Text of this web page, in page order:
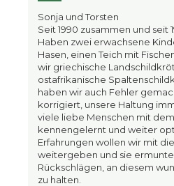
Sonja und Torsten
Seit 1990 zusammen und seit
Haben zwei erwachsene
Hasen, einen Teich mit
wir griechische
ostafrikanische
haben wir auch Fehler
korrigiert, unsere Haltung
viele liebe Menschen mit
kennengelernt und weiter
Erfahrungen wollen wir mit
weitergeben und sie
Rückschlägen, an diesem
zu halten.